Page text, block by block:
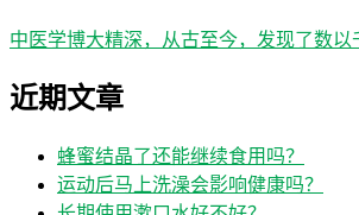
中医学博大精深，从古至今，发现了数
近期文章
蜂蜜结晶了还能继续食用吗？
运动后马上洗澡会影响健康吗？